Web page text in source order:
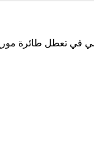
في تعطل طائرة